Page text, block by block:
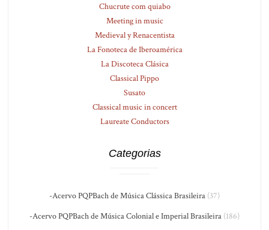
Chucrute com quiabo
Meeting in music
Medieval y Renacentista
La Fonoteca de Iberoamérica
La Discoteca Clásica
Classical Pippo
Susato
Classical music in concert
Laureate Conductors
Categorias
-Acervo PQPBach de Música Clássica Brasileira (37)
-Acervo PQPBach de Música Colonial e Imperial Brasileira (186)